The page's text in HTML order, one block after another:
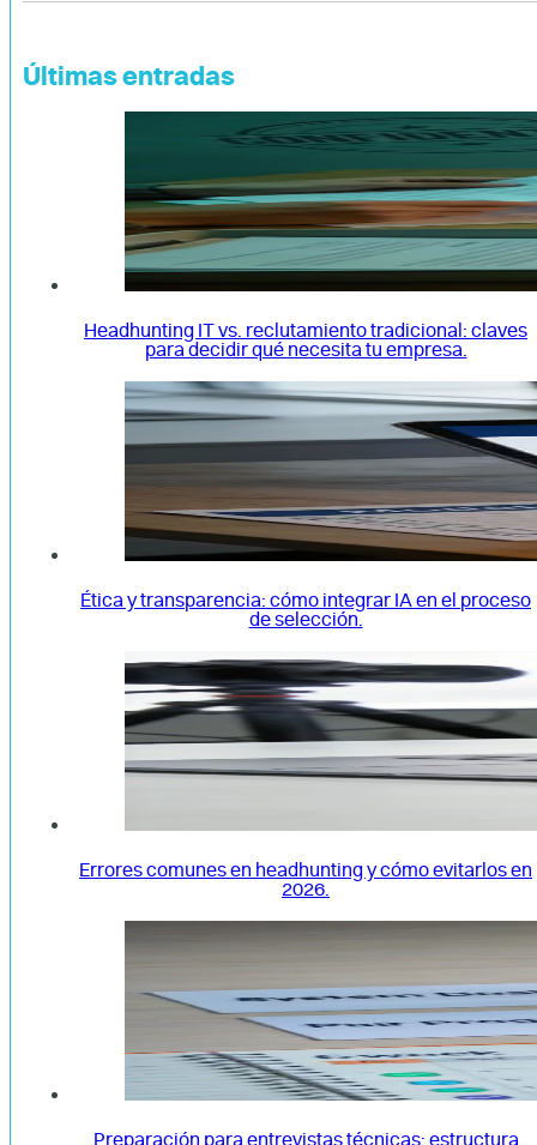
Últimas entradas
Headhunting IT vs. reclutamiento tradicional: claves
para decidir qué necesita tu empresa.
Ética y transparencia: cómo integrar IA en el proceso
de selección.
Errores comunes en headhunting y cómo evitarlos en
2026.
Preparación para entrevistas técnicas: estructura